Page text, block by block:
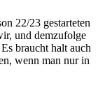
22/23 gestarteten
und demzufolge
braucht halt auch
wenn man nur in